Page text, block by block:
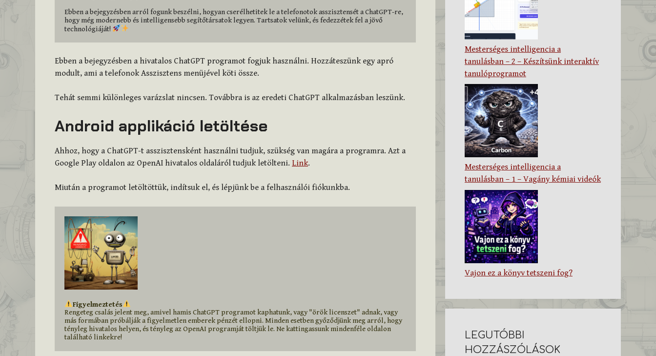
Ebben a bejegyzésben arról fogunk beszélni, hogyan cserélhetitek le a telefonotok asszisztensét a ChatGPT-re,
hogy még modernebb és intelligensebb segítőtársatok legyen. Tartsatok velünk, és fedezzétek fel a jövő
technológiáját!
Ebben a bejegyzésben a hivatalos ChatGPT programot fogjuk használni. Hozzáteszünk egy apró
modult, ami a telefonok Asszisztens menüjével köti össze.
Tehát semmi különleges varázslat nincsen. Továbbra is az eredeti ChatGPT alkalmazásban leszünk.
Android applikáció letöltése
Ahhoz, hogy a ChatGPT-t asszisztensként használni tudjuk, szükség van magára a programra. Azt a
Google Play oldalon az OpenAI hivatalos oldaláról tudjuk letölteni. Link.
Miután a programot letöltöttük, indítsuk el, és lépjünk be a felhasználói fiókunkba.
Figyelmeztetés
Rengeteg csalás jelent meg, amivel hamis ChatGPT programot kaphatunk, vagy "örök licenszet" adnak, vagy
más formában próbálják a figyelmetlen emberek pénzét ellopni. Minden esetben győződjünk meg arról, hogy
tényleg hivatalos helyen, és tényleg az OpenAI programját töltjük le. Ne kattingassunk mindenféle oldalon
található linkekre!
Mesterséges intelligencia a
tanulásban – 2 – Készítsünk interaktív
tanulóprogramot
Mesterséges intelligencia a
tanulásban – 1 – Vagány kémiai videók
Vajon ez a könyv tetszeni fog?
LEGUTÓBBI
HOZZÁSZÓLÁSOK